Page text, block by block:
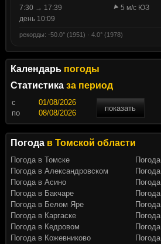
7:30 → 17:39
5 м/с ЮЗ
день 10:09
рекорды: -50.0° (1951) · 4.0° (1978)
Календарь погоды
Статистика за период
c
показать
по
Погода в Томской области
Погода в Томске
Погода в Александровском
Погода в Асино
Погода в Бакчаре
Погода в Белом Яре
Погода в Каргаске
Погода в Кедровом
Погода в Кожевниково